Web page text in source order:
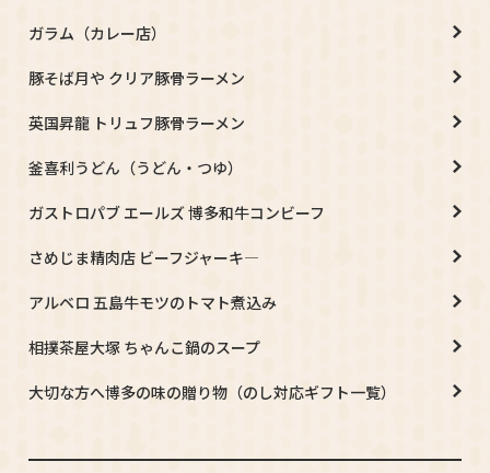
ガラム（カレー店）
豚そば月や クリア豚骨ラーメン
英国昇龍 トリュフ豚骨ラーメン
釜喜利うどん（うどん・つゆ）
ガストロパブ エールズ 博多和牛コンビーフ
さめじま精肉店 ビーフジャーキ―
アルベロ 五島牛モツのトマト煮込み
相撲茶屋大塚 ちゃんこ鍋のスープ
大切な方へ博多の味の贈り物（のし対応ギフト一覧）